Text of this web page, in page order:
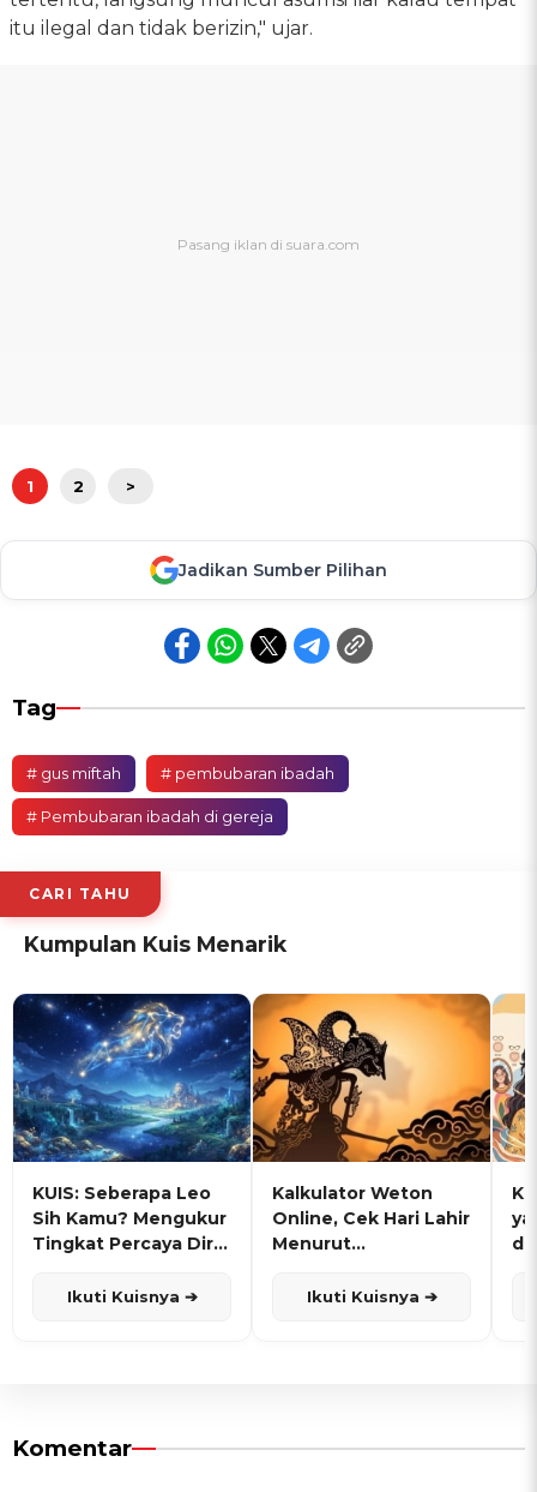
itu ilegal dan tidak berizin," ujar.
1 2 >
Jadikan Sumber Pilihan
Tag
# gus miftah # pembubaran ibadah
# Pembubaran ibadah di gereja
CARI TAHU
Kumpulan Kuis Menarik
KUIS: Seberapa Leo
Sih Kamu? Mengukur
Tingkat Percaya Diri
Ikuti Kuisnya ➔
Kalkulator Weton
Online, Cek Hari Lahir
Menurut
Ikuti Kuisnya ➔
Komentar